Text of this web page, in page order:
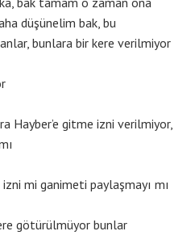
düşünelim bak, bu
bunlara bir kere verilmiyor
Hayber’e gitme izni verilmiyor,
mi ganimeti paylaşmayı mı
götürülmüyor bunlar